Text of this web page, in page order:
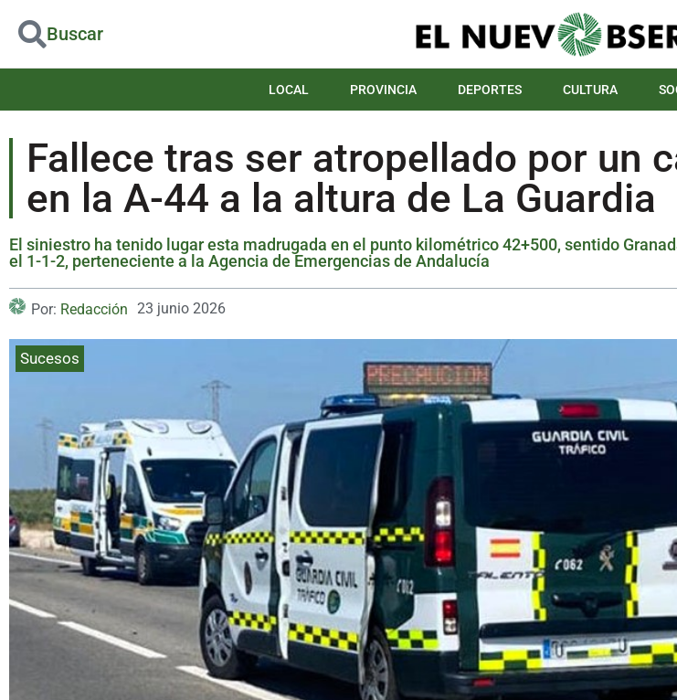
Buscar
LOCAL PROVINCIA DEPORTES CULTURA
Fallece tras ser atropellado por un
en la A-44 a la altura de La Guardia
El siniestro ha tenido lugar esta madrugada en el punto kilométrico 42+500, sentido
el 1-1-2, perteneciente a la Agencia de Emergencias de Andalucía
Por: Redacción 23 junio 2026
Sucesos